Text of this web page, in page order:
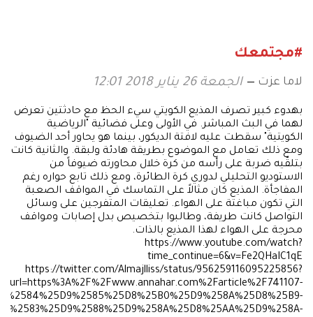
#مجتمعك
لاما عزت الجمعة 26 يناير 2018 12:01
بهدوء كبير تصرف المذيع الكويتي سيء الحظ مع حادثتين تعرض
لهما في البث المباشر. في الأولى وعلى فضائية "الرياضية
الكويتية" سقطت عليه لافتة الديكور، بينما هو يحاور أحد الضيوف
ومع ذلك تعامل مع الموضوع بطريقة هادئة ولبقة. والثانية كانت
بتلقّيه ضربة على رأسه من كرة خلال محاورته ضيوفاً من
الاستوديو التحليلي لدوري كرة الطائرة، ومع ذلك تابع حواره رغم
المفاجأة. المذيع كان مثالاً على التماسك في المواقف الصعبة
التي تكون مباغتة على الهواء. تعليقات المتفرجين على وسائل
التواصل كانت طريفة، وطالبوا بتخصيص بدل إصابات ومواقف
محرجة على الهواء لهذا المذيع بالذات.
https://www.youtube.com/watch?
time_continue=6&v=Fe2QHaIC1qE
https://twitter.com/Almajlliss/status/956259116095225856?